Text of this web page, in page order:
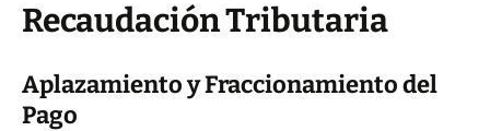
Recaudación Tributaria
Aplazamiento y Fraccionamiento del
Pago